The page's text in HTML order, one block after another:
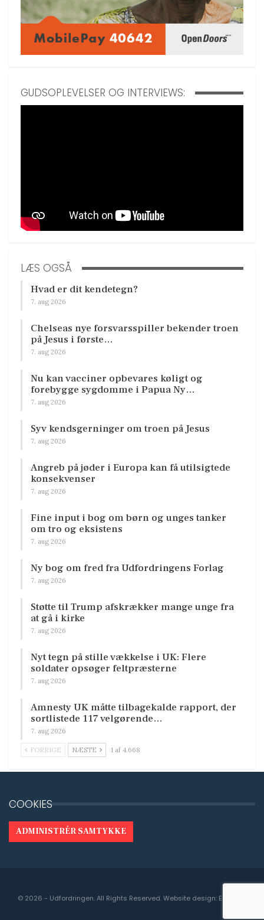
GUDSOPLEVELSER OG INTERVIEWS:
LÆS OGSÅ
Hvad er dit kendetegn?
7. aug 2026
Chelseas nye forsvarsspiller bekender troen
på Jesus i første…
7. aug 2026
Nu kan vacciner opbevares køligt og
forebygge sygdomme i Papua Ny…
7. aug 2026
Syv kendsgerninger om troen på Jesus
7. aug 2026
Angreb på jøder i Europa kan få utilsigtede
konsekvenser
7. aug 2026
Fine input i bog om børn og unges tanker
om tro og eksistens
7. aug 2026
Ny bog om fred fra Udfordringens Forlag
7. aug 2026
Støtte til Trump afskrækker mange unge fra
at gå i kirke
7. aug 2026
Nyt tegn på stille vækkelse i UK: Flere
soldater opsøger feltpræsterne
7. aug 2026
Amnesty UK måtte tilbagekalde rapport, der
sortlistede 117 velgørende…
7. aug 2026
FORRIGE NÆSTE 1 af 4.668
COOKIES
ADMINISTRÉR SAMTYKKE
© 2026 - Udfordringen. All Rights Reserved.Website design: Engedal